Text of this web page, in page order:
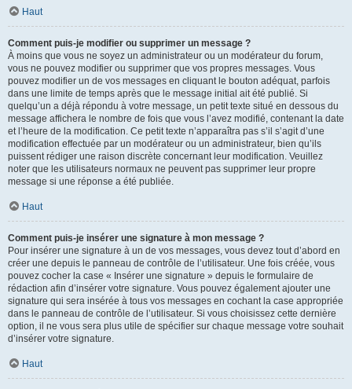
Haut
Comment puis-je modifier ou supprimer un message ?
À moins que vous ne soyez un administrateur ou un modérateur du forum,
vous ne pouvez modifier ou supprimer que vos propres messages. Vous
pouvez modifier un de vos messages en cliquant le bouton adéquat, parfois
dans une limite de temps après que le message initial ait été publié. Si
quelqu’un a déjà répondu à votre message, un petit texte situé en dessous du
message affichera le nombre de fois que vous l’avez modifié, contenant la date
et l’heure de la modification. Ce petit texte n’apparaîtra pas s’il s’agit d’une
modification effectuée par un modérateur ou un administrateur, bien qu’ils
puissent rédiger une raison discrète concernant leur modification. Veuillez
noter que les utilisateurs normaux ne peuvent pas supprimer leur propre
message si une réponse a été publiée.
Haut
Comment puis-je insérer une signature à mon message ?
Pour insérer une signature à un de vos messages, vous devez tout d’abord en
créer une depuis le panneau de contrôle de l’utilisateur. Une fois créée, vous
pouvez cocher la case « Insérer une signature » depuis le formulaire de
rédaction afin d’insérer votre signature. Vous pouvez également ajouter une
signature qui sera insérée à tous vos messages en cochant la case appropriée
dans le panneau de contrôle de l’utilisateur. Si vous choisissez cette dernière
option, il ne vous sera plus utile de spécifier sur chaque message votre souhait
d’insérer votre signature.
Haut